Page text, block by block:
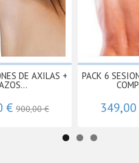
DE AXILAS +
€ 900,00 €
PACK 6